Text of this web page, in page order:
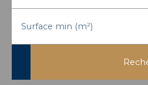
Surface min (m²)